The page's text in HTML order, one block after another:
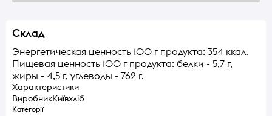
Склад
Энергетическая ценность 100 г продукта: 354 ккал.
Пищевая ценность 100 г продукта: белки - 5,7 г,
жиры - 4,5 г, углеводы - 762 г.
Характеристики
ВиробникКиївхліб
Категорії